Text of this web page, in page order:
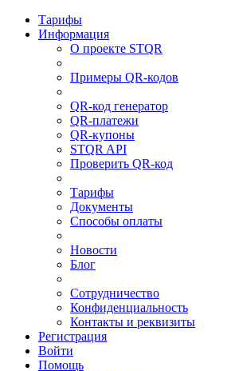
Тарифы
Информация
О проекте STQR
Примеры QR-кодов
QR-код генератор
QR-платежи
QR-купоны
STQR API
Проверить QR-код
Тарифы
Документы
Способы оплаты
Новости
Блог
Сотрудничество
Конфиденциальность
Контакты и реквизиты
Регистрация
Войти
Помощь